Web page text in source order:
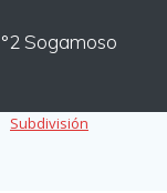
Sogamoso
Subdivisión